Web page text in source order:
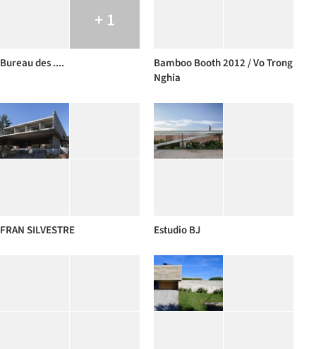
+ 1
Bureau des ....
Bamboo Booth 2012 / Vo Trong
Nghia
FRAN SILVESTRE Estudio BJ